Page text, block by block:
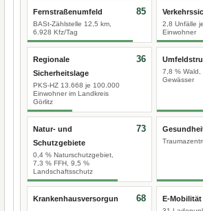
Fernstraßenumfeld
BASt-Zählstelle 12,5 km,
6.928 Kfz/Tag
85
2,8 Unfälle
Einwohner
Regionale
Sicherheitslage
PKS-HZ 13.668 je 100.000
Einwohner im Landkreis
Görlitz
36
7,8 % Wald,
Gewässer
Natur- und
Schutzgebiete
0,4 % Naturschutzgebiet,
7,3 % FFH, 9,5 %
Landschaftsschutz
73
Krankenhausversorgun
68 E-Mobilität